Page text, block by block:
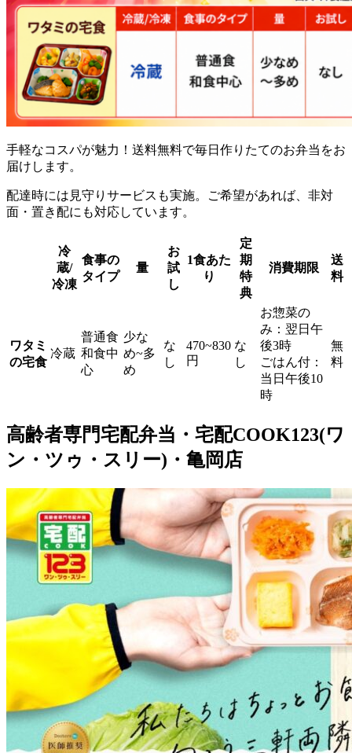
手軽なコスパが魅力！送料無料で毎日作りたてのお弁当をお
届け します。
配達時には見守りサービスも実施。ご希望があれば、非対
面・置き配にも対応しています。
冷
蔵/
冷凍
食事の
タイプ
量
お
試
し
1食あた
り
定
期
特
典
消費期限
送
料
ワタミ
の宅食
冷蔵
普通食
和食中
心
少な
め~多
め
な
し
470~830
円
な
し
お惣菜の
み：翌日午
後3時
ごはん付：
当日午後10
時
無
料
高齢者専門宅配弁当・宅配COOK123(ワ
ン・ツゥ・スリー)・亀岡店